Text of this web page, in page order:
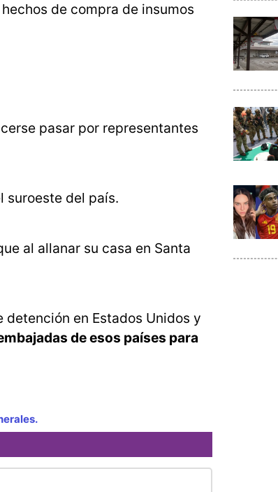
de compra de insumos
pasar por representantes
suroeste del país.
al allanar su casa en Santa
detención en Estados Unidos y
de esos países para